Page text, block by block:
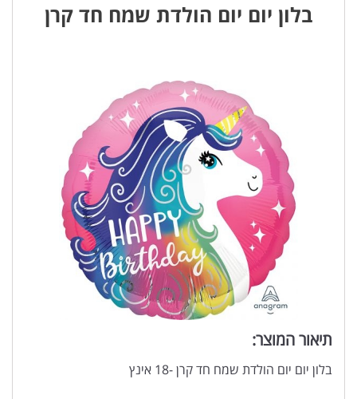
בלון יום יום הולדת שמח חד קרן
תיאור המוצר:
בלון יום יום הולדת שמח חד קרן -18 אינץ